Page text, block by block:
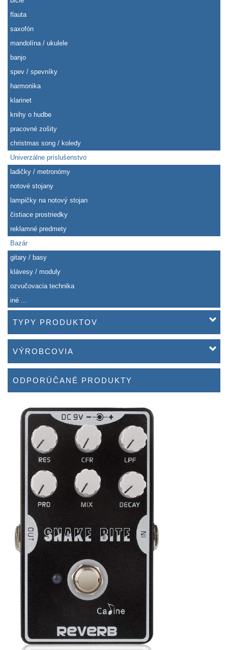
flauta
saxofón
mandolína / ukulele
banjo
spev / spevníky
harmonika
klarinet
knihy o hudbe
pracovné zošity
christmas song / koledy
Univerzálne príslušenstvo
ladičky / metronómy
notové stojany
lampičky na notový stojan
čistiace prostriedky
reklamné predmety
Bazár
gitary / basy
klávesy / moduly
ozvučovacia technika
iné ...
TYPY PRODUKTOV
VÝROBCOVIA
ODPORÚČANÉ PRODUKTY